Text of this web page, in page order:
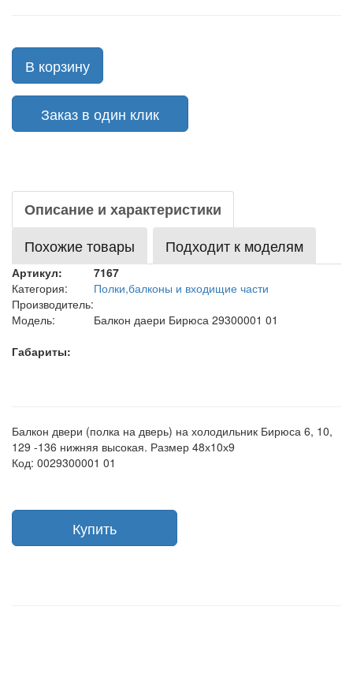
В корзину
Заказ в один клик
Описание и характеристики
Похожие товары
Подходит к моделям
Артикул:
7167
Категория:
Полки,балконы и входищие части
Производитель:
Модель:
Балкон даери Бирюса 29300001 01
Габариты:
Балкон двери (полка на дверь) на холодильник Бирюса 6, 10,
129 -136 нижняя высокая. Размер 48х10х9
Код: 0029300001 01